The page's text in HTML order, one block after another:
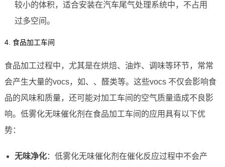
较小的体积，适合安装在汽车尾气处理系统中，不占用
过多空间。
4. 食品加工车间
食品加工过程中，尤其是在烘焙、油炸、调味等环节，常常
会产生大量的vocs，如、、醛类等。这些vocs 不仅会影响食
品的风味和质量，还可能对加工车间的空气质量造成不良影
响。低雾化无味催化剂在食品加工车间的应用具有以下优
势：
无味净化：低雾化无味催化剂在催化反应过程中不会产